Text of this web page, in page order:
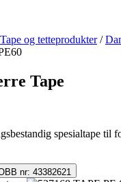
Tape og tetteprodukter /
Tape
spesialtape til
nr: 43382621